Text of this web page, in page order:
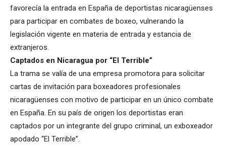
favorecía la entrada en España de deportistas nicaragüenses
para participar en combates de boxeo, vulnerando la
legislación vigente en materia de entrada y estancia de
extranjeros.
Captados en Nicaragua por “El Terrible”
La trama se valía de una empresa promotora para solicitar
cartas de invitación para boxeadores profesionales
nicaragüenses con motivo de participar en un único combate
en España. En su país de origen los deportistas eran
captados por un integrante del grupo criminal, un exboxeador
apodado “El Terrible”.